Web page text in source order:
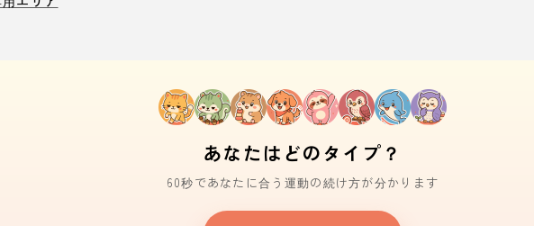
あなたはどのタイプ？
60秒であなたに合う運動の続け方が分かります